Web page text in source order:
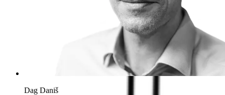
Dag Daniš